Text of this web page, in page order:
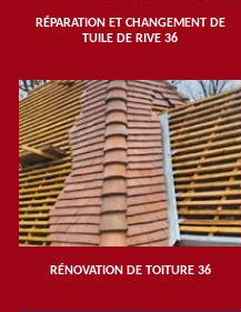
RÉPARATION ET CHANGEMENT DE
TUILE DE RIVE 36
RÉNOVATION DE TOITURE 36